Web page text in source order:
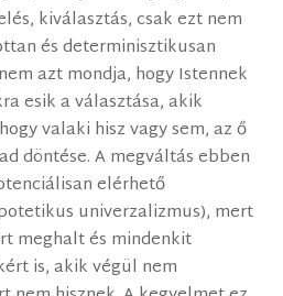
kiválasztás, csak ezt nem
és determinisztikusan
azt mondja, hogy Istennek
esik a választása, akik
valaki hisz vagy sem, az ő
döntése. A megváltás ebben
elérhető
univerzalizmus), mert
meghalt és mindenkit
is, akik végül nem